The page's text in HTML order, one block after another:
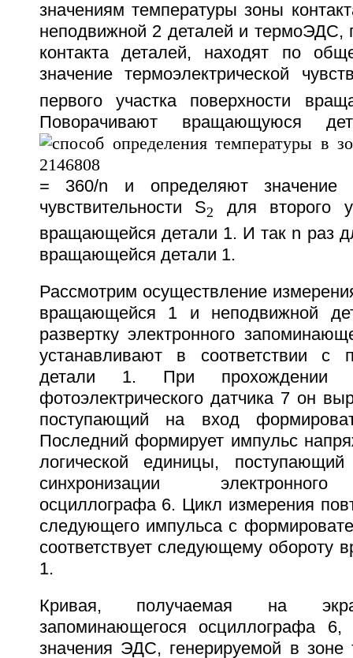
значениям температуры зоны
неподвижной 2 деталей и термоЭДС,
контакта деталей, находят по
значение термоэлектрической
первого участка поверхности
Поворачивают вращающуюся
= 360/n и определяют значение
чувствительности S2
для второго
вращающейся детали 1. И так n раз
вращающейся детали 1.
Рассмотрим осуществление
вращающейся 1 и неподвижной
развертку электронного
устанавливают в соответствии с
детали 1. При прохождении
фотоэлектрического датчика 7 он
поступающий на вход
Последний формирует импульс
логической единицы,
синхронизации
осциллографа 6. Цикл измерения
следующего импульса с
соответствует следующему обороту
1.
Кривая, получаемая на
запоминающегося осциллографа 6,
значения ЭДС, генерируемой в зоне